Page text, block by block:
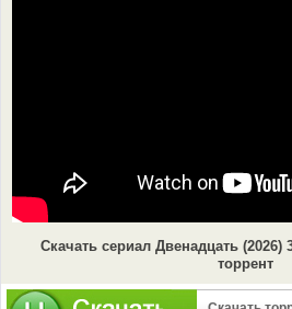
Скачать сериал Двенадцать (2026)
торрент